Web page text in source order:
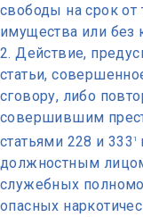
свободы на срок от
имущества или без
Действие,
статьи,
сговору, либо
совершившим
статьями 228 и 3331
должностным
служебных
опасных